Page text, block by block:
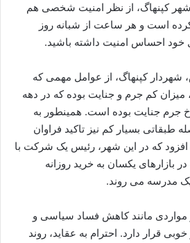
شهر کپنهاگ، از نظر امنیت شخصی هم
کرده است و هر ساعت از شبانه روز
خود احساس امنیت داشته باشید.
شهردار کپنهاگ، از عوامل مهمی که
میزان کم جرم و جنایت بوده که در دهه
جرم جنایت بوده است. همینطور به
طبقاتی بسیار کم نیز تاکید فراوان
افزود که در این شهر، رئیس یک شرکت با
بازارهای یکسان به خرید روزانه
یک مدرسه می روند.
مواردی مانند کاهش فساد سیاسی و
قرار دارد. احترام به عقاید، روند